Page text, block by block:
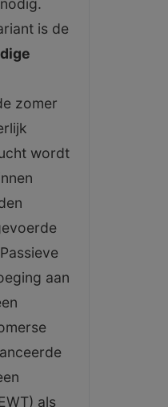
is de
zomer
wordt
aan
als